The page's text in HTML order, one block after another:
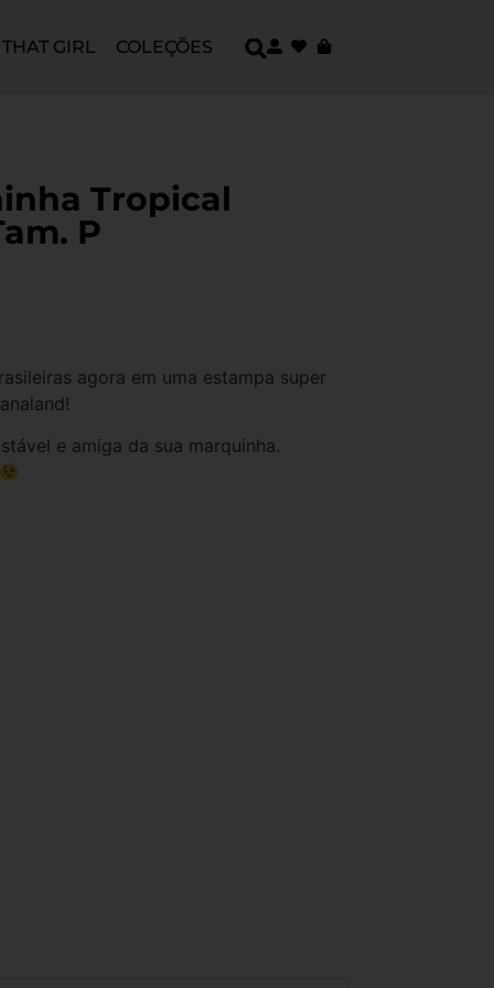
THAT GIRL COLEÇÕES
Tropical
P
agora em uma estampa super
e amiga da sua marquinha.